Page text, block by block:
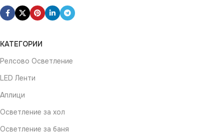
КАТЕГОРИИ
Релсово Осветление
LED Ленти
Аплици
Осветление за хол
Осветление за баня